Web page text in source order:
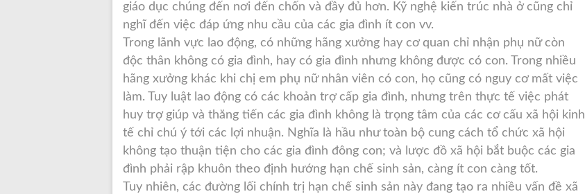
giáo dục chúng đến nơi đến chốn và đầy đủ hơn. Kỹ nghệ kiến trúc nhà ở cũng chỉ
nghĩ đến việc đáp ứng nhu cầu của các gia đình ít con vv.
Trong lãnh vực lao động, có những hãng xưởng hay cơ quan chỉ nhận phụ nữ còn
độc thân không có gia đình, hay có gia đình nhưng không được có con. Trong nhiều
hãng xưởng khác khi chị em phụ nữ nhân viên có con, họ cũng có nguy cơ mất việc
làm. Tuy luật lao động có các khoản trợ cấp gia đình, nhưng trên thực tế việc phát
huy trợ giúp và thăng tiến các gia đình không là trọng tâm của các cơ cấu xã hội kinh
tế chỉ chú ý tới các lợi nhuận. Nghĩa là hầu như toàn bộ cung cách tổ chức xã hội
không tạo thuận tiện cho các gia đình đông con; và lược đồ xã hội bắt buộc các gia
đình phải rập khuôn theo định hướng hạn chế sinh sản, càng ít con càng tốt.
Tuy nhiên, các đường lối chính trị hạn chế sinh sản này đang tạo ra nhiều vấn đề xã